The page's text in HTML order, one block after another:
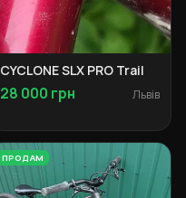
CYCLONE SLX PRO Trail
28 000 грн Львів
ПРОДАМ